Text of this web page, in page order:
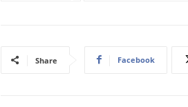
Share Facebook